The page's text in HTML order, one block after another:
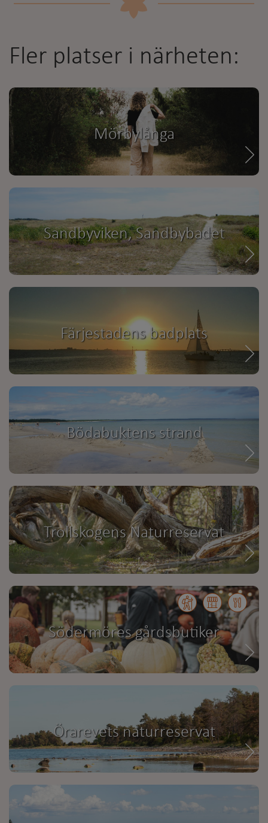
Fler platser i närheten:
Mörbylånga
Sandbyviken, Sandbybadet
Färjestadens badplats
Bödabuktens strand
Trollskogens Naturreservat
Södermöres gårdsbutiker
Örarevets naturreservat